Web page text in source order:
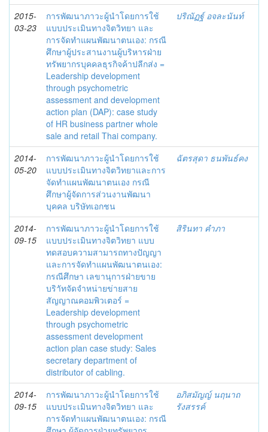
2015-
03-23
การพัฒนาภาวะผู้นำโดยการใช้
แบบประเมินทางจิตวิทยา และ
การจัดทำแผนพัฒนาตนเอง: กรณี
ศึกษาผู้ประสานงานผู้บริหารฝ่าย
ทรัพยากรบุคคลธุรกิจค้าปลีกส่ง =
Leadership development
through psychometric
assessment and development
action plan (DAP): case study
of HR business partner whole
sale and retail Thai company.
ปริณัฏฐ์ อจละนันท์
2014-
05-20
การพัฒนาภาวะผู้นำโดยการใช้
แบบประเมินทางจิตวิทยาและการ
จัดทำแผนพัฒนาตนเอง กรณี
ศึกษาผู้จัดการส่วนงานพัฒนา
บุคคล บริษัทเอกชน
ฉัตรสุดา ธนพันธ์คง
2014-
09-15
การพัฒนาภาวะผู้นำโดยการใช้
แบบประเมินทางจิตวิทยา แบบ
ทดสอบความสามารถทางปัญญา
และการจัดทำแผนพัฒนาตนเอง:
กรณีศึกษา เลขานุการฝ่ายขาย
บริาัทจัดจำหน่ายข่ายสาย
สัญญาณคอมพิวเตอร์ =
Leadership development
through psychometric
assessment development
action plan case study: Sales
secretary department of
distributor of cabling.
สิรินทา คำภา
2014-
09-15
การพัฒนาภาวะผู้นำโดยการใช้
แบบประเมินทางจิตวิทยา และ
การจัดทำแผนพัฒนาตนเอง: กรณี
อภิสมัญญ์ นฤนาถ
รังสรรค์